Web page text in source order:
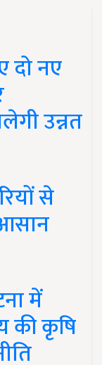
दो नए
उन्नत
से
में
की कृषि